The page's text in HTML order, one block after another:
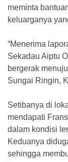
meminta
keluarganya
“Menerima
Sekadau Aiptu
bergerak
Sungai Ringin,
Setibanya di
mendapati
dalam kondisi
Keduanya
sehingga